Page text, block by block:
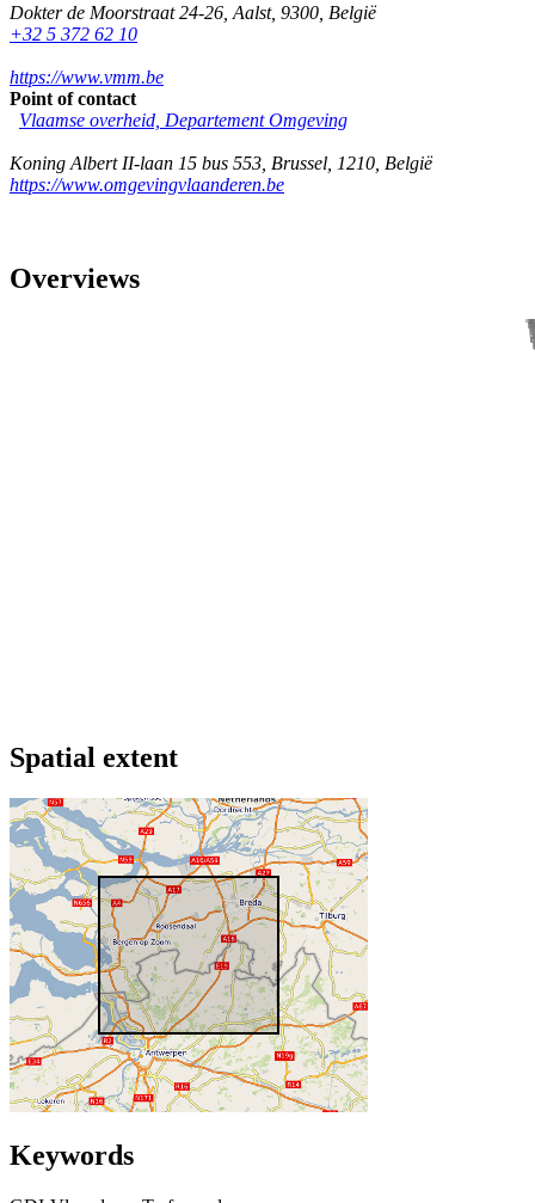
Dokter de Moorstraat 24-26 Aalst, 9300 België
+32 5 372 62 10
https://www.vmm.be
Point of contact
Vlaamse overheid, Departement Omgeving
Koning Albert II-laan 15 bus 553 Brussel 1210 België
https://www.omgevingvlaanderen.be
Overviews
Spatial extent
Keywords